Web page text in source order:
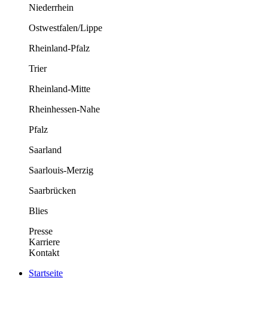
Niederrhein
Ostwestfalen/Lippe
Rheinland-Pfalz
Trier
Rheinland-Mitte
Rheinhessen-Nahe
Pfalz
Saarland
Saarlouis-Merzig
Saarbrücken
Blies
Presse
Karriere
Kontakt
Startseite